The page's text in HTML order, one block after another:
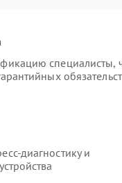
специалисты,
диагностику и